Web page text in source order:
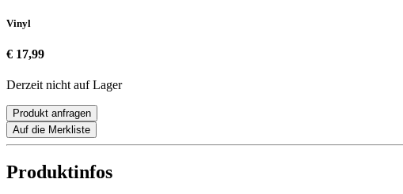
Vinyl
€ 17,99
Derzeit nicht auf Lager
Produkt anfragen
Auf die Merkliste
Produktinfos